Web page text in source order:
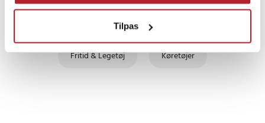
Tilpas Reservedele til el-løbehjul
Fritid & Legetøj Køretøjer